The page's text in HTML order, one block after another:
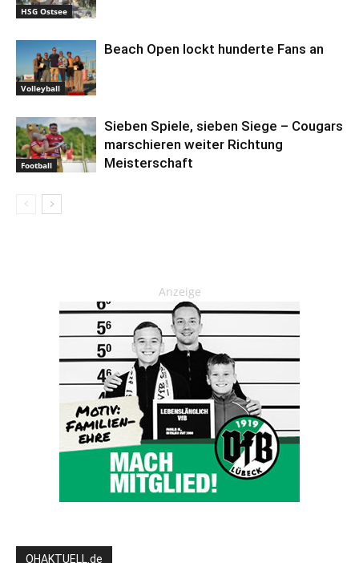
HSG Ostsee
Volleyball
Beach Open lockt hunderte Fans an
Football
Sieben Spiele, sieben Siege – Cougars
marschieren weiter Richtung
Meisterschaft
Anzeige
OHAKTUELL.de